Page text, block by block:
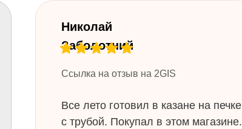
Все лето готовил в казане на печке
с трубой. Покупал в этом магазине.
Ссылка на отзыв на 2GIS
Николай
Заболотний